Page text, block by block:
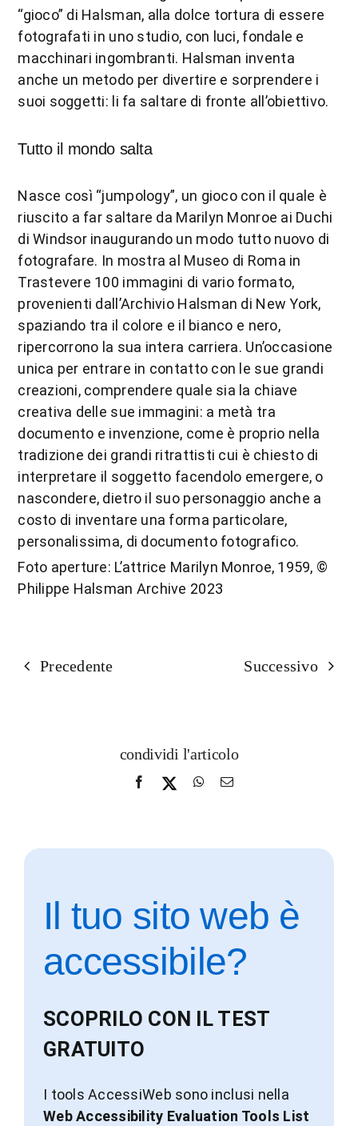
“gioco” di Halsman, alla dolce tortura di essere
fotografati in uno studio, con luci, fondale e
macchinari ingombranti. Halsman inventa
anche un metodo per divertire e sorprendere i
suoi soggetti: li fa saltare di fronte all’obiettivo.
Tutto il mondo salta
Nasce così “jumpology”, un gioco con il quale è
riuscito a far saltare da Marilyn Monroe ai Duchi
di Windsor inaugurando un modo tutto nuovo di
fotografare. In mostra al Museo di Roma in
Trastevere 100 immagini di vario formato,
provenienti dall’Archivio Halsman di New York,
spaziando tra il colore e il bianco e nero,
ripercorrono la sua intera carriera. Un’occasione
unica per entrare in contatto con le sue grandi
creazioni, comprendere quale sia la chiave
creativa delle sue immagini: a metà tra
documento e invenzione, come è proprio nella
tradizione dei grandi ritrattisti cui è chiesto di
interpretare il soggetto facendolo emergere, o
nascondere, dietro il suo personaggio anche a
costo di inventare una forma particolare,
personalissima, di documento fotografico.
Foto aperture: L’attrice Marilyn Monroe, 1959, ©
Philippe Halsman Archive 2023
Precedente Successivo
condividi l'articolo
Il tuo sito web è
accessibile?
SCOPRILO CON IL TEST
GRATUITO
I tools AccessiWeb sono inclusi nella
Web Accessibility Evaluation Tools List